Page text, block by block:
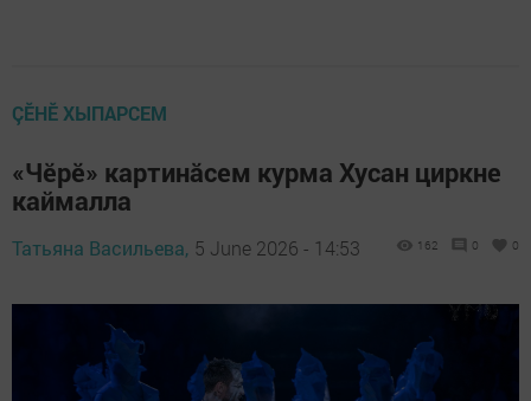
ÇӖНӖ ХЫПАРСЕМ
«Чӗрӗ» картинăсем курма Хусан циркне
каймалла
Татьяна Васильева, 5 June 2026 - 14:53 162 0 0